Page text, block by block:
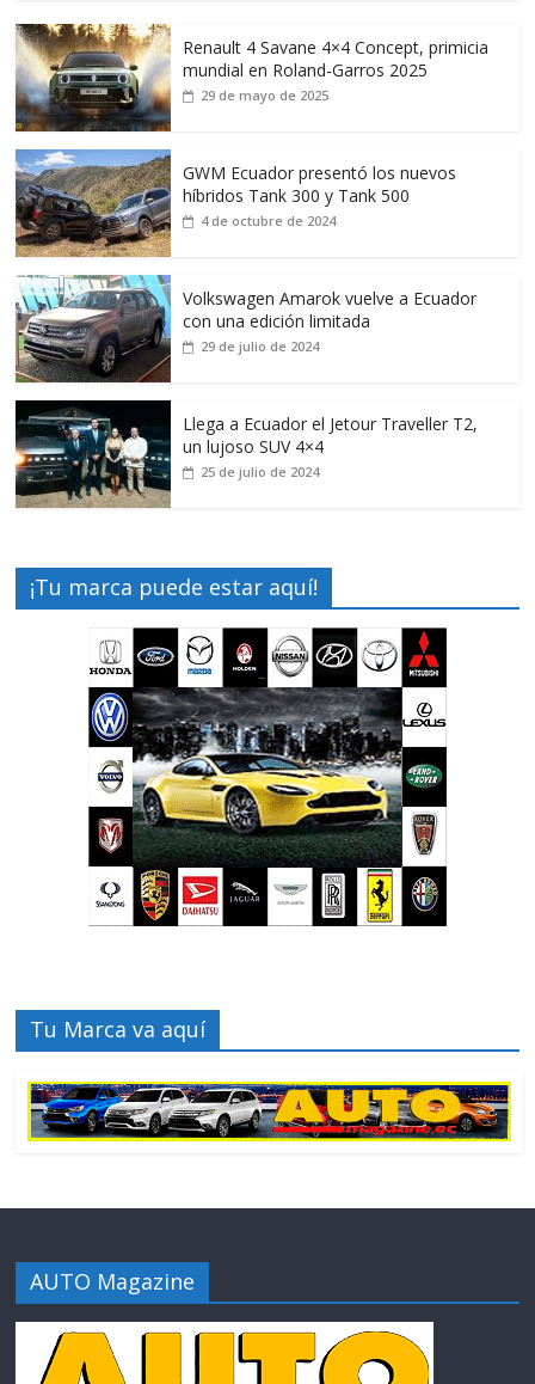
Renault 4 Savane 4×4 Concept, primicia
mundial en Roland-Garros 2025
29 de mayo de 2025
GWM Ecuador presentó los nuevos
híbridos Tank 300 y Tank 500
4 de octubre de 2024
Volkswagen Amarok vuelve a Ecuador
con una edición limitada
29 de julio de 2024
Llega a Ecuador el Jetour Traveller T2,
un lujoso SUV 4×4
25 de julio de 2024
¡Tu marca puede estar aquí!
Tu Marca va aquí
AUTO Magazine